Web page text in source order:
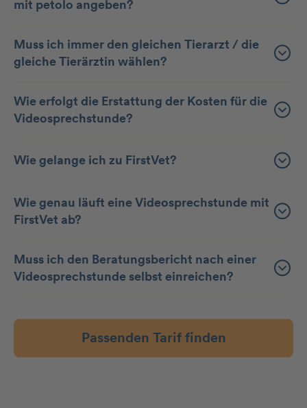
mit petolo angeben?
Muss ich immer den gleichen Tierarzt / die
gleiche Tierärztin wählen?
Wie erfolgt die Erstattung der Kosten für die
Videosprechstunde?
Wie gelange ich zu FirstVet?
Wie genau läuft eine Videosprechstunde mit
FirstVet ab?
Muss ich den Beratungsbericht nach einer
Videosprechstunde selbst einreichen?
Passenden Tarif finden